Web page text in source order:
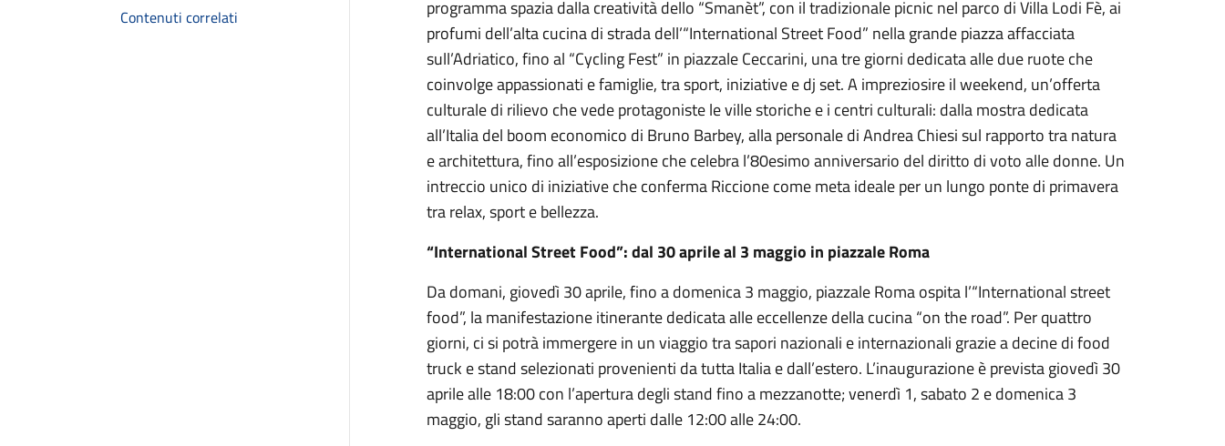
Contenuti correlati
programma spazia dalla creatività dello “Smanèt”, con il tradizionale picnic nel parco di Villa Lodi Fè, ai
profumi dell’alta cucina di strada dell’“International Street Food” nella grande piazza affacciata
sull’Adriatico, fino al “Cycling Fest” in piazzale Ceccarini, una tre giorni dedicata alle due ruote che
coinvolge appassionati e famiglie, tra sport, iniziative e dj set. A impreziosire il weekend, un’offerta
culturale di rilievo che vede protagoniste le ville storiche e i centri culturali: dalla mostra dedicata
all’Italia del boom economico di Bruno Barbey, alla personale di Andrea Chiesi sul rapporto tra natura
e architettura, fino all’esposizione che celebra l’80esimo anniversario del diritto di voto alle donne. Un
intreccio unico di iniziative che conferma Riccione come meta ideale per un lungo ponte di primavera
tra relax, sport e bellezza.
“International Street Food”: dal 30 aprile al 3 maggio in piazzale Roma
Da domani, giovedì 30 aprile, fino a domenica 3 maggio, piazzale Roma ospita l’“International street
food”, la manifestazione itinerante dedicata alle eccellenze della cucina “on the road”. Per quattro
giorni, ci si potrà immergere in un viaggio tra sapori nazionali e internazionali grazie a decine di food
truck e stand selezionati provenienti da tutta Italia e dall’estero. L’inaugurazione è prevista giovedì 30
aprile alle 18:00 con l’apertura degli stand fino a mezzanotte; venerdì 1, sabato 2 e domenica 3
maggio, gli stand saranno aperti dalle 12:00 alle 24:00.